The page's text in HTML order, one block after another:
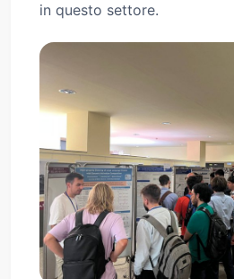
in questo settore.